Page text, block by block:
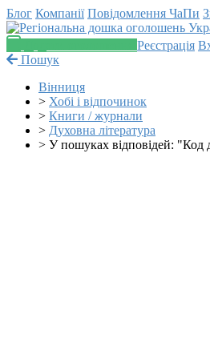
Блог Компанії Повідомлення ЧаПи
Реєстрація
Пошук
Вінниця
> Хобі і відпочинок
> Книги / журнали
> Духовна література
> У пошуках відповідей: "Код